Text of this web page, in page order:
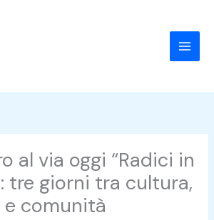
al via oggi “Radici in
tre giorni tra cultura,
comunità